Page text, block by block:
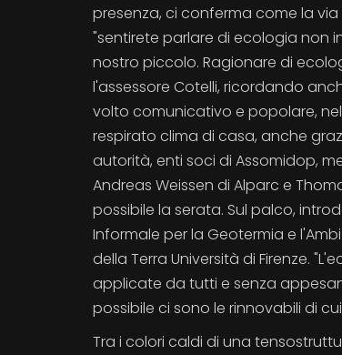
presenza, ci conferma come la
"sentirete parlare di ecologia non
nostro piccolo. Ragionare di
l'assessore Cotelli, ricordando
volto comunicativo e popolare,
respirato clima di casa, anche
autorità, enti soci di Assomidop,
Andreas Weissen di Alparc e
possibile la serata. Sul palco,
Informale per la Geotermia e
della Terra Università di Firenze.
applicate da tutti e senza
possibile ci sono le rinnovabili di
Tra i colori caldi di una